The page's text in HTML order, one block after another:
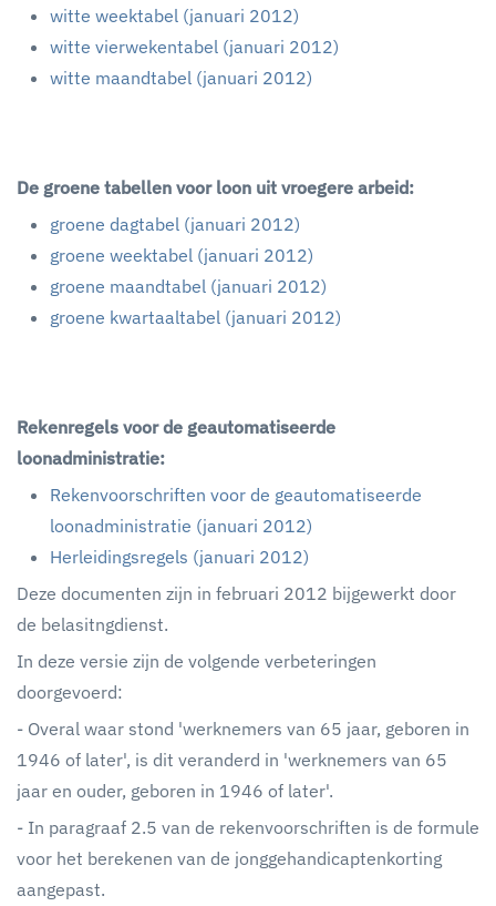
witte weektabel (januari 2012)
witte vierwekentabel (januari 2012)
witte maandtabel (januari 2012)
De groene tabellen voor loon uit vroegere arbeid:
groene dagtabel (januari 2012)
groene weektabel (januari 2012)
groene maandtabel (januari 2012)
groene kwartaaltabel (januari 2012)
Rekenregels voor de geautomatiseerde
loonadministratie:
Rekenvoorschriften voor de geautomatiseerde
loonadministratie (januari 2012)
Herleidingsregels (januari 2012)
Deze documenten zijn in februari 2012 bijgewerkt door
de belasitngdienst.
In deze versie zijn de volgende verbeteringen
doorgevoerd:
- Overal waar stond 'werknemers van 65 jaar, geboren in
1946 of later', is dit veranderd in 'werknemers van 65
jaar en ouder, geboren in 1946 of later'.
- In paragraaf 2.5 van de rekenvoorschriften is de formule
voor het berekenen van de jonggehandicaptenkorting
aangepast.